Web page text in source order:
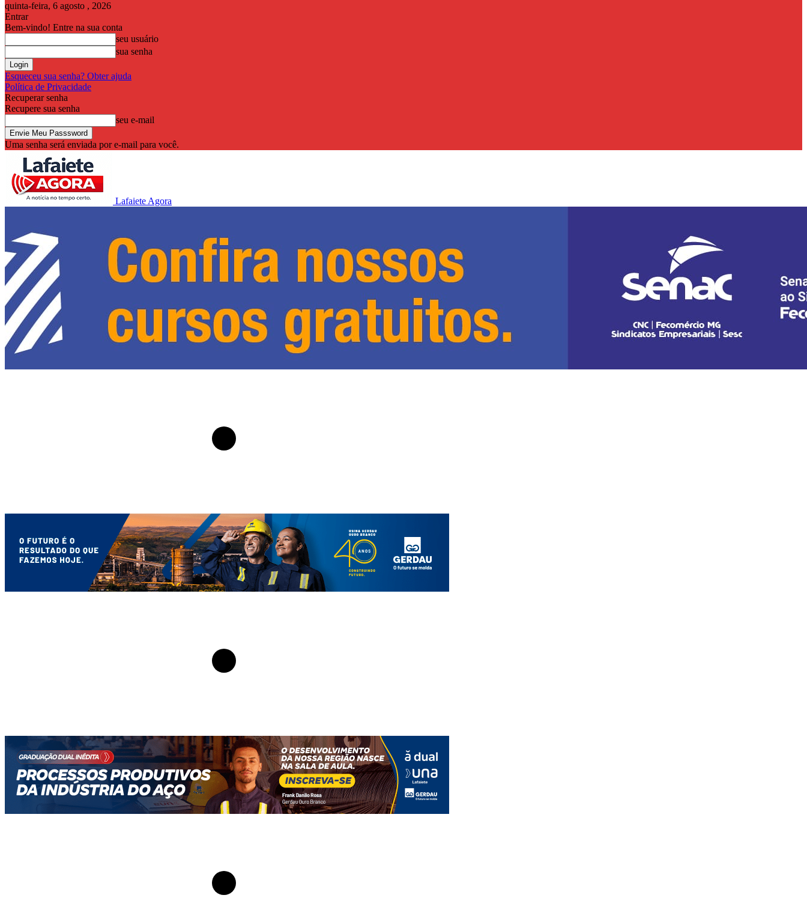
quinta-feira, 6 agosto , 2026
Entrar
Bem-vindo! Entre na sua conta
seu usuário
sua senha
Esqueceu sua senha? Obter ajuda
Política de Privacidade
Recuperar senha
Recupere sua senha
seu e-mail
Uma senha será enviada por e-mail para você.
Lafaiete Agora